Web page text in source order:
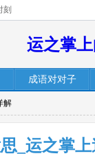
刻
运之掌
成语对对子
解
_运之掌